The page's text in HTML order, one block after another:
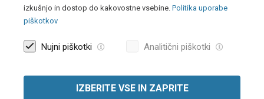
izkušnjo in dostop do kakovostne vsebine. Politika uporabe
piškotkov
Nujni piškotki Analitični piškotki
IZBERITE VSE IN ZAPRITE